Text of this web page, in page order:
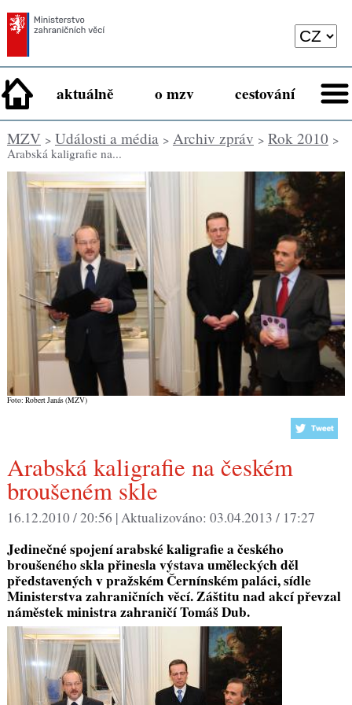
aktuálně o mzv cestování
MZV> Události a média> Archiv zpráv > Rok 2010 >
Arabská kaligrafie na...
Foto: Robert Janás (MZV)
Arabská kaligrafie na českém
broušeném skle
16.12.2010 / 20:56 |Aktualizováno: 03.04.2013 / 17:27
Jedinečné spojení arabské kaligrafie a českého
broušeného skla přinesla výstava uměleckých děl
představených v pražském Černínském paláci, sídle
Ministerstva zahraničních věcí. Záštitu nad akcí převzal
náměstek ministra zahraničí Tomáš Dub.